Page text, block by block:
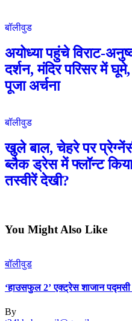
बॉलीवुड
अयोध्या पहुंचे विराट-
दर्शन, मंदिर परिसर में
पूजा अर्चना
बॉलीवुड
खुले बाल, चेहरे पर
ब्लैक ड्रेस में फ्लॉन्ट
तस्वीरें देखी?
You Might Also Like
बॉलीवुड
‘हाउसफुल 2’ एक्ट्रेस शाजान
By